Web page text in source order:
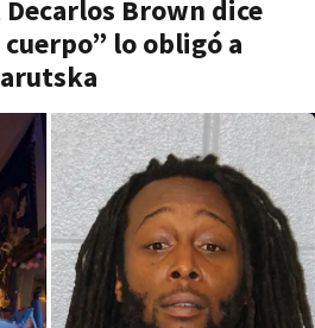
Decarlos Brown dice
lo obligó a